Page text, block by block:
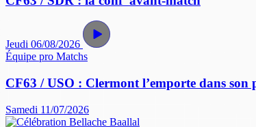
Jeudi 06/08/2026
Équipe pro Matchs
CF63 / USO : Clermont l’emporte dans son
Samedi 11/07/2026